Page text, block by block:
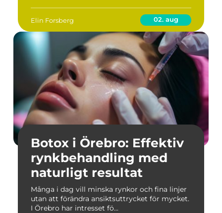
Elin Forsberg 02. aug
Botox i Örebro: Effektiv
rynkbehandling med
naturligt resultat
Många i dag vill minska rynkor och fina linjer
utan att förändra ansiktsuttrycket för mycket.
I Örebro har intresset fö...